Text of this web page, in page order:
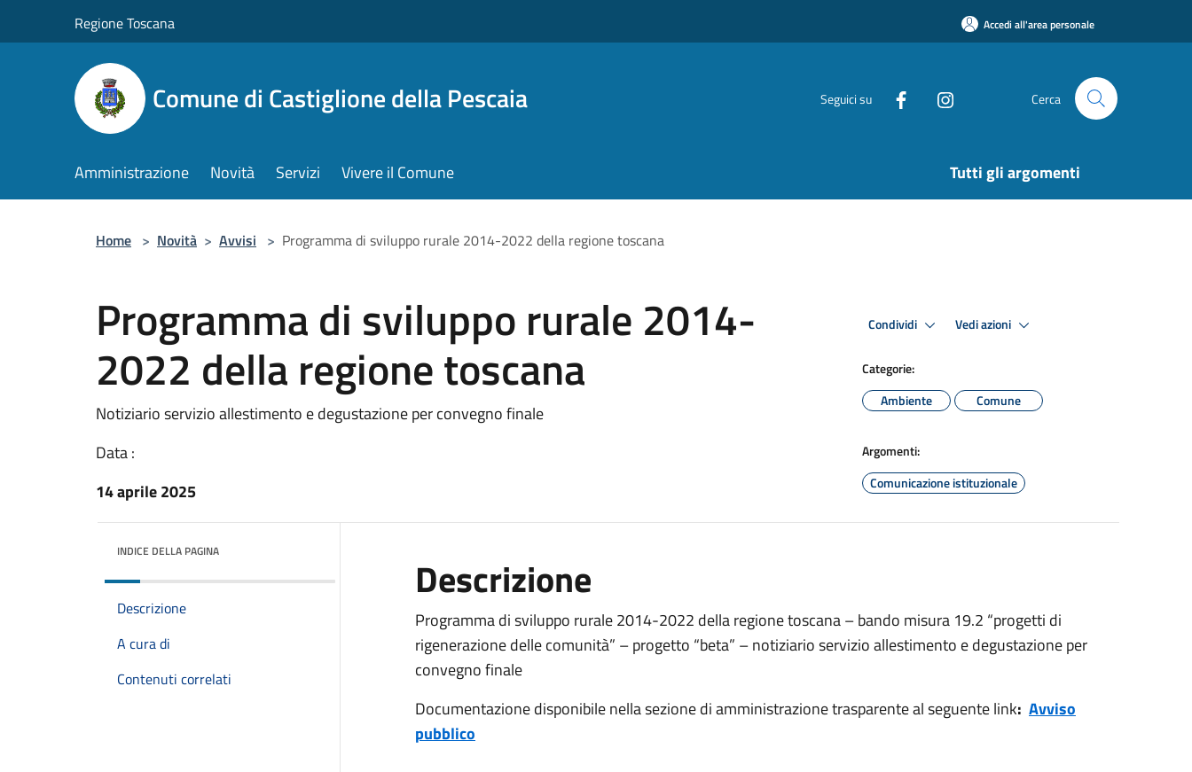
Regione Toscana Accedi all'area personale
Comune di Castiglione della Pescaia Seguici su Cerca
Amministrazione Novità Servizi Vivere il Comune Tutti gli argomenti
Home > Novità > Avvisi > Programma di sviluppo rurale 2014-2022 della regione toscana
Programma di sviluppo rurale 2014-
2022 della regione toscana
Notiziario servizio allestimento e degustazione per convegno finale
Data :
14 aprile 2025
Condividi Vedi azioni
Categorie:
Ambiente
Comune
Argomenti:
Comunicazione istituzionale
INDICE DELLA PAGINA
Descrizione
A cura di
Contenuti correlati
Descrizione
Programma di sviluppo rurale 2014-2022 della regione toscana – bando misura 19.2 “progetti di
rigenerazione delle comunità” – progetto “beta” – notiziario servizio allestimento e degustazione per
convegno finale
Documentazione disponibile nella sezione di amministrazione trasparente al seguente link: Avviso
pubblico